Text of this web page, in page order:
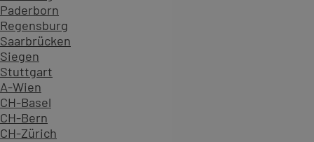
Paderborn
Regensburg
Saarbrücken
Siegen
Stuttgart
A-Wien
CH-Basel
CH-Bern
CH-Zürich